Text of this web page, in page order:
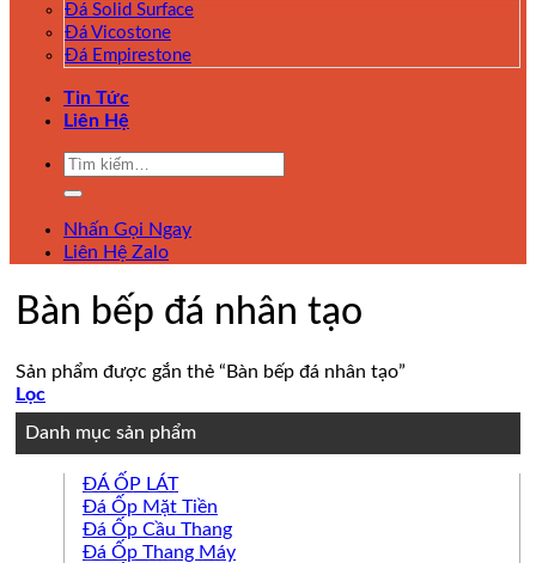
Đá Solid Surface
Đá Vicostone
Đá Empirestone
Tin Tức
Liên Hệ
Tìm
Nhấn Gọi Ngay
Liên Hệ Zalo
Bàn bếp đá nhân tạo
Sản phẩm được gắn thẻ “Bàn bếp đá nhân tạo”
Lọc
Danh mục sản phẩm
ĐÁ ỐP LÁT
Đá Ốp Mặt Tiền
Đá Ốp Cầu Thang
Đá Ốp Thang Máy